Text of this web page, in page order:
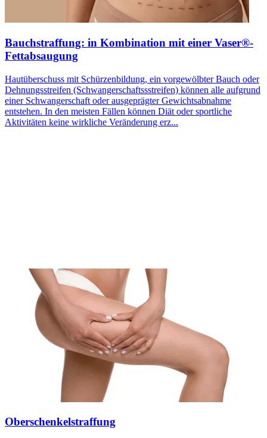
Bauchstraffung: in Kombination mit einer Vaser®-
Fettabsaugung
Hautüberschuss mit Schürzenbildung, ein vorgewölbter Bauch oder
Dehnungsstreifen (Schwangerschaftssstreifen) können alle aufgrund
einer Schwangerschaft oder ausgeprägter Gewichtsabnahme
entstehen. In den meisten Fällen können Diät oder sportliche
Aktivitäten keine wirkliche Veränderung erz...
Oberschenkelstraffung